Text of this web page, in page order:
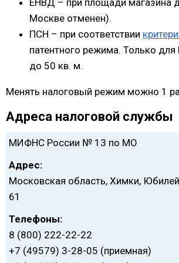
ЕНВД – при площади магазина
Москве отменен).
ПСН – при соответствии
патентного режима. Только
до 50 кв. м.
Менять налоговый режим можно 1
Адреса налоговой службы
МИФНС России № 13 по МО
Адрес:
Московская область, Химки,
61
Телефоны:
8 (800) 222-22-22
+7 (49579) 3-28-05 (приемная)